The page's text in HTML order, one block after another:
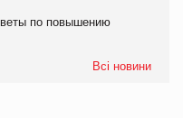
по повышению
Всі новини